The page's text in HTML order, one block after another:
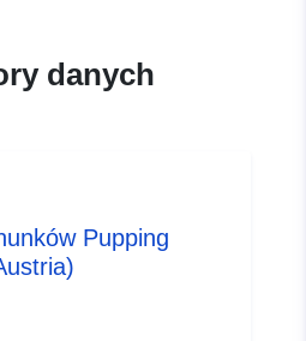
danych
Pupping